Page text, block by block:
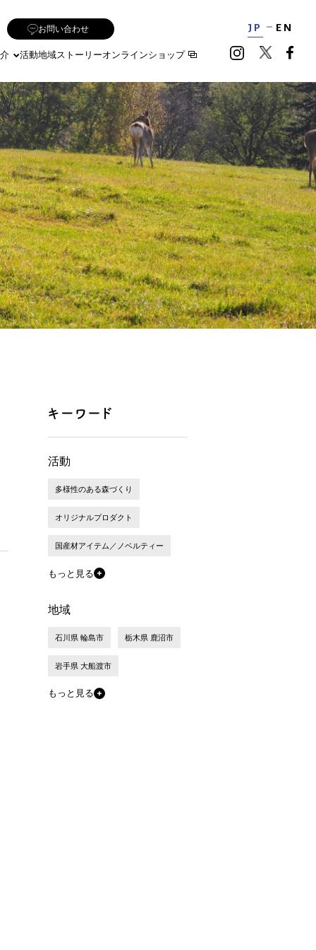
活動地域ストーリーオンラインショップ
お問い合わせ JP EN
活動
多様性のある森づくり
オリジナルプロダクト
国産材アイテム／ノベルティー
もっと見る
地域
石川県 輪島市 栃木県 鹿沼市
岩手県 大船渡市
もっと見る